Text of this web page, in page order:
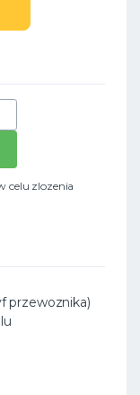
celu zlozenia
przewoznika)